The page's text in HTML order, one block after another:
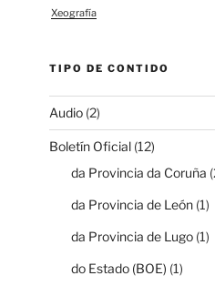
Xeografía
TIPO DE CONTIDO
Audio(2)
Boletín Oficial(12)
da Provincia da Coruña
da Provincia de León(1)
da Provincia de Lugo(1)
do Estado (BOE) (1)